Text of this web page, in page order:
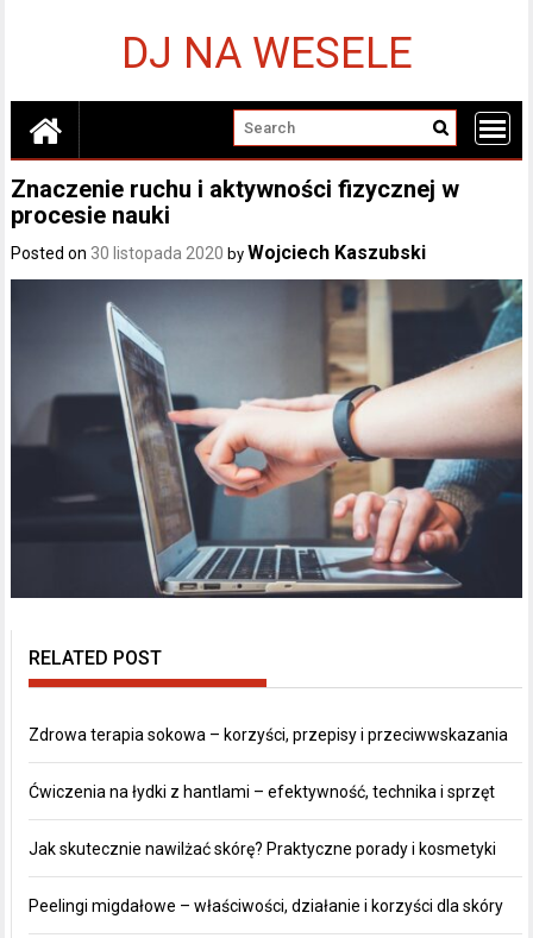
DJ NA WESELE
Znaczenie ruchu i aktywności fizycznej w
procesie nauki
Posted on 30 listopada 2020 by Wojciech Kaszubski
RELATED POST
Zdrowa terapia sokowa – korzyści, przepisy i przeciwwskazania
Ćwiczenia na łydki z hantlami – efektywność, technika i sprzęt
Jak skutecznie nawilżać skórę? Praktyczne porady i kosmetyki
Peelingi migdałowe – właściwości, działanie i korzyści dla skóry